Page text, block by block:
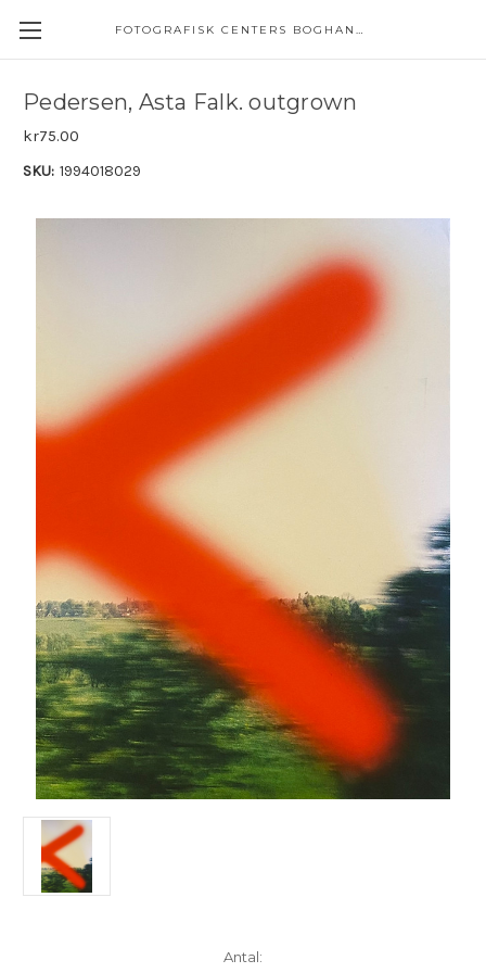
FOTOGRAFISK CENTERS BOGHANDEL
Pedersen, Asta Falk. outgrown
kr75.00
SKU: 1994018029
Antal: